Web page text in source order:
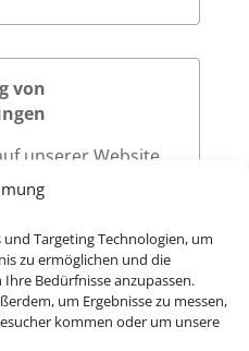
Targeting Technologien, um
zu ermöglichen und die
Ihre Bedürfnisse anzupassen.
um Ergebnisse zu messen,
kommen oder um unsere
von
unserer Website
<label>
iddes
Diese klare
die
sorgt dafür,
wie